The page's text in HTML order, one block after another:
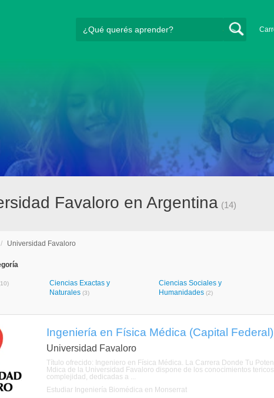
Favaloro en Argentina (14)
/ Universidad Favaloro
Ciencias Exactas y
Naturales (3)
Ciencias Sociales y
Humanidades (2)
Ingeniería en Física Médica (Capital Federal)
Universidad Favaloro
Título ofrecido: Ingeniero en Física Médica. La Carrera Donde Tu
Mdica de la Universidad Favaloro dispone de los conocimientos
complejidad, dedicadas a ...
Estudiar Ingeniería Biomédica en Monserrat